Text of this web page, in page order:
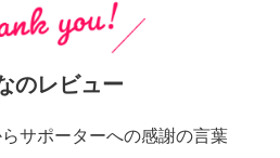
のレビュー
サポーターへの感謝の言葉